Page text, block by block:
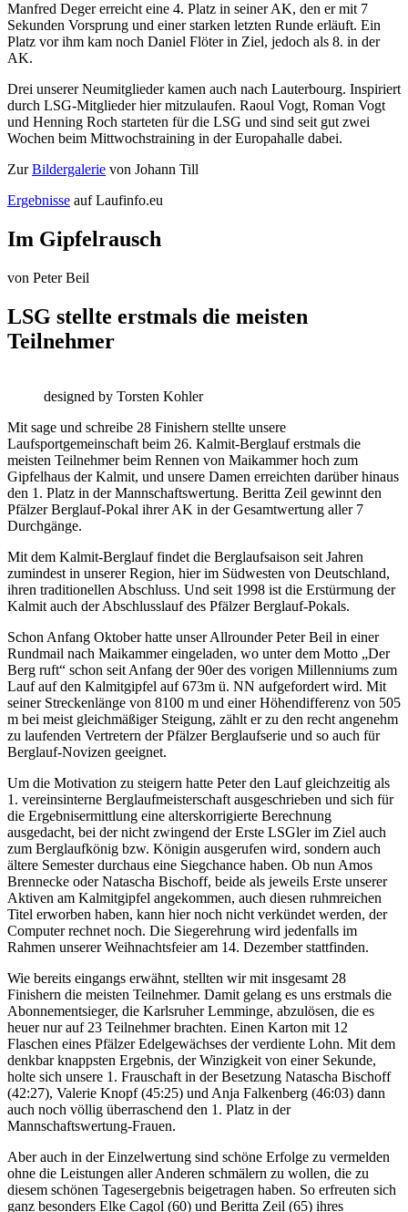
Manfred Deger erreicht eine 4. Platz in seiner AK, den er mit 7
Sekunden Vorsprung und einer starken letzten Runde erläuft. Ein
Platz vor ihm kam noch Daniel Flöter in Ziel, jedoch als 8. in der
AK.
Drei unserer Neumitglieder kamen auch nach Lauterbourg. Inspiriert
durch LSG-Mitglieder hier mitzulaufen. Raoul Vogt, Roman Vogt
und Henning Roch starteten für die LSG und sind seit gut zwei
Wochen beim Mittwochstraining in der Europahalle dabei.
ZurBildergalerie von Johann Till
Ergebnisse auf Laufinfo.eu
Im Gipfelrausch
von Peter Beil
LSG stellte erstmals die meisten
Teilnehmer
designed by Torsten Kohler
Mit sage und schreibe 28 Finishern stellte unsere
Laufsportgemeinschaft beim 26. Kalmit-Berglauf erstmals die
meisten Teilnehmer beim Rennen von Maikammer hoch zum
Gipfelhaus der Kalmit, und unsere Damen erreichten darüber hinaus
den 1. Platz in der Mannschaftswertung. Beritta Zeil gewinnt den
Pfälzer Berglauf-Pokal ihrer AK in der Gesamtwertung aller 7
Durchgänge.
Mit dem Kalmit-Berglauf findet die Berglaufsaison seit Jahren
zumindest in unserer Region, hier im Südwesten von Deutschland,
ihren traditionellen Abschluss. Und seit 1998 ist die Erstürmung der
Kalmit auch der Abschlusslauf des Pfälzer Berglauf-Pokals.
Schon Anfang Oktober hatte unser Allrounder Peter Beil in einer
Rundmail nach Maikammer eingeladen, wo unter dem Motto „Der
Berg ruft“ schon seit Anfang der 90er des vorigen Millenniums zum
Lauf auf den Kalmitgipfel auf 673m ü. NN aufgefordert wird. Mit
seiner Streckenlänge von 8100 m und einer Höhendifferenz von 505
m bei meist gleichmäßiger Steigung, zählt er zu den recht angenehm
zu laufenden Vertretern der Pfälzer Berglaufserie und so auch für
Berglauf-Novizen geeignet.
Um die Motivation zu steigern hatte Peter den Lauf gleichzeitig als
1. vereinsinterne Berglaufmeisterschaft ausgeschrieben und sich für
die Ergebnisermittlung eine alterskorrigierte Berechnung
ausgedacht, bei der nicht zwingend der Erste LSGler im Ziel auch
zum Berglaufkönig bzw. Königin ausgerufen wird, sondern auch
ältere Semester durchaus eine Siegchance haben. Ob nun Amos
Brennecke oder Natascha Bischoff, beide als jeweils Erste unserer
Aktiven am Kalmitgipfel angekommen, auch diesen ruhmreichen
Titel erworben haben, kann hier noch nicht verkündet werden, der
Computer rechnet noch. Die Siegerehrung wird jedenfalls im
Rahmen unserer Weihnachtsfeier am 14. Dezember stattfinden.
Wie bereits eingangs erwähnt, stellten wir mit insgesamt 28
Finishern die meisten Teilnehmer. Damit gelang es uns erstmals die
Abonnementsieger, die Karlsruher Lemminge, abzulösen, die es
heuer nur auf 23 Teilnehmer brachten. Einen Karton mit 12
Flaschen eines Pfälzer Edelgewächses der verdiente Lohn. Mit dem
denkbar knappsten Ergebnis, der Winzigkeit von einer Sekunde,
holte sich unsere 1. Frauschaft in der Besetzung Natascha Bischoff
(42:27), Valerie Knopf (45:25) und Anja Falkenberg (46:03) dann
auch noch völlig überraschend den 1. Platz in der
Mannschaftswertung-Frauen.
Aber auch in der Einzelwertung sind schöne Erfolge zu vermelden
ohne die Leistungen aller Anderen schmälern zu wollen, die zu
diesem schönen Tagesergebnis beigetragen haben. So erfreuten sich
ganz besonders Elke Cagol (60) und Beritta Zeil (65) ihres